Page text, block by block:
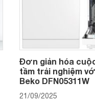
Đơn giản hóa
tầm trải nghiệm
Beko DFN05311W
21/09/2025